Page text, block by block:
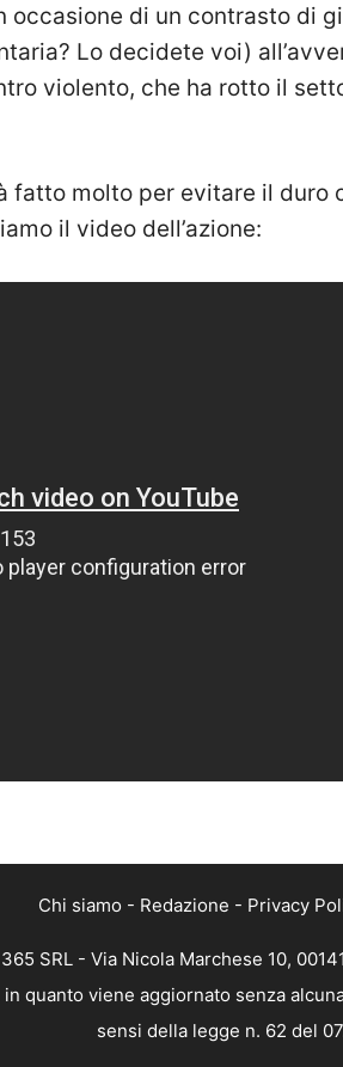
occasione di un contrasto di
Lo decidete voi)
violento, che ha rotto il
fatto molto per evitare il duro
il video dell’azione:
Chi siamo - Redazione - Privacy
SRL - Via Nicola Marchese 10,
quanto viene aggiornato senza
sensi della legge n. 62 del